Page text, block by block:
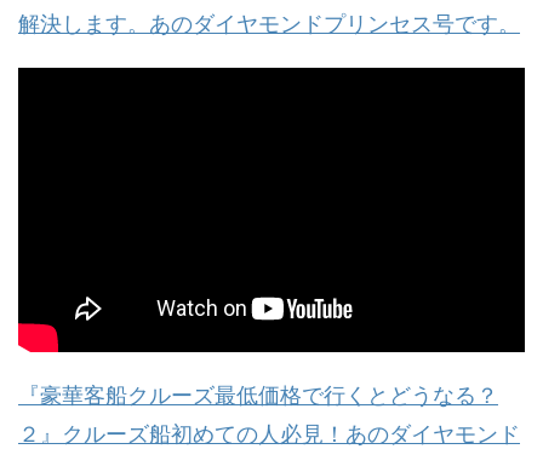
解決します。あのダイヤモンドプリンセス号です。
『豪華客船クルーズ最低価格で行くとどうなる？
２』クルーズ船初めての人必見！あのダイヤモンド